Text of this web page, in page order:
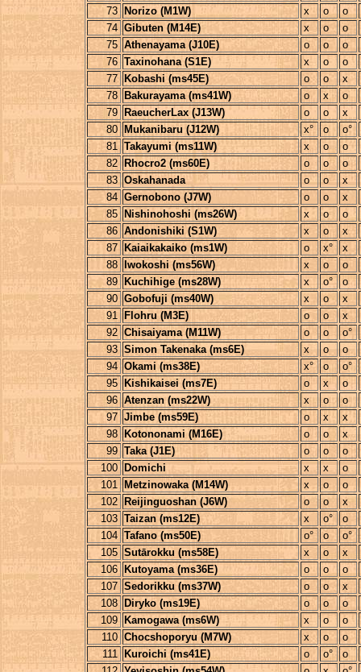
73
Norizo (M1W) x o
o
74 Gibuten (M14E) x o
o
75 Athenayama (J10E) o o
o
76 Taxinohana (S1E) x o
o
77
Kobashi (ms45E) o o
x
78
Bakurayama (ms41W) o x
o
79
RaeucherLax (J13W) o o
x
80
Mukanibaru (J12W) x° o
o°
81 Takayumi (ms11W) x o
o
82
Rhocro2 (ms60E) o o
o
83 Oskahanada o o
x
84 Gernobono (J7W) o o
x
85
Nishinohoshi (ms26W) x o
o
86 Andonishiki (S1W) x o
x
87
Kaiaikakaiko (ms1W) o x°
x
88
Iwokoshi (ms56W) x o
o
89
Kuchihige (ms28W) x o°
o
90 Gobofuji (ms40W) x o
x
91
Flohru (M3E) o o
x
92 Chisaiyama (M11W) o o
o°
93 Simon Takenaka (ms6E) x o
o
94 Okami (ms38E) x° o
o°
95
Kishikaisei (ms7E) o x
o
96 Atenzan (ms22W) x o
o
97 Jimbe (ms59E) o x
x
98
Kotononami (M16E) o o
x
99 Taka (J1E) o o
o
100
Domichi x x
o
101
Metzinowaka (M14W) x o
o
102
Reijinguoshan (J6W) o o
x
103 Taizan (ms12E) x o°
o
104 Tafano (ms50E) o° o
o°
105 Sutārokku (ms58E) x o
x
106
Kutoyama (ms36E) o o
o
107 Sedorikku (ms37W) o o
x
108
Diryko (ms19E) o o
o
109
Kamogawa (ms6W) x o
o
110 Chocshoporyu (M7W) x o
o
111
Kuroichi (ms41E) o o°
o